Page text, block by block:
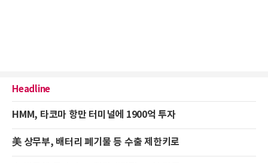
Headline
HMM, 타코마 항만 터미널에 1900억 투자
美 상무부, 배터리 폐기물 등 수출 제한키로